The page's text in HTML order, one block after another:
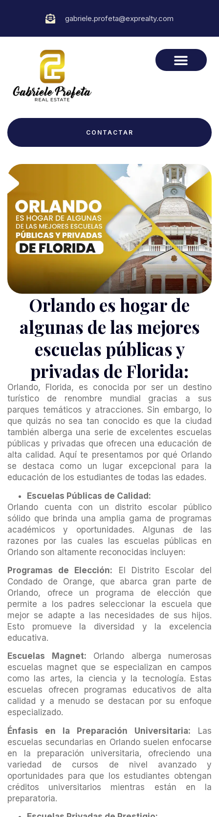
gabriele.profeta@exprealty.com
CONTACTAR
Orlando es hogar de
algunas de las mejores
escuelas públicas y
privadas de Florida:
Orlando, Florida, es conocida por ser un destino
turístico de renombre mundial gracias a sus
parques temáticos y atracciones. Sin embargo, lo
que quizás no sea tan conocido es que la ciudad
también alberga una serie de excelentes escuelas
públicas y privadas que ofrecen una educación de
alta calidad. Aquí te presentamos por qué Orlando
se destaca como un lugar excepcional para la
educación de los estudiantes de todas las edades.
Escuelas Públicas de Calidad:
Orlando cuenta con un distrito escolar público
sólido que brinda una amplia gama de programas
académicos y oportunidades. Algunas de las
razones por las cuales las escuelas públicas en
Orlando son altamente reconocidas incluyen:
Programas de Elección: El Distrito Escolar del
Condado de Orange, que abarca gran parte de
Orlando, ofrece un programa de elección que
permite a los padres seleccionar la escuela que
mejor se adapte a las necesidades de sus hijos.
Esto promueve la diversidad y la excelencia
educativa.
Escuelas Magnet: Orlando alberga numerosas
escuelas magnet que se especializan en campos
como las artes, la ciencia y la tecnología. Estas
escuelas ofrecen programas educativos de alta
calidad y a menudo se destacan por su enfoque
especializado.
Énfasis en la Preparación Universitaria: Las
escuelas secundarias en Orlando suelen enfocarse
en la preparación universitaria, ofreciendo una
variedad de cursos de nivel avanzado y
oportunidades para que los estudiantes obtengan
créditos universitarios mientras están en la
preparatoria.